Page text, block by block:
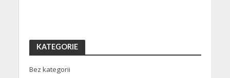
KATEGORIE
Bez kategorii